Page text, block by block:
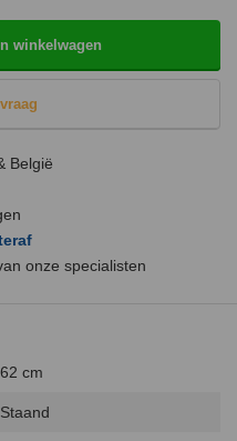
winkelwagen
België
onze specialisten
62 cm
Staand